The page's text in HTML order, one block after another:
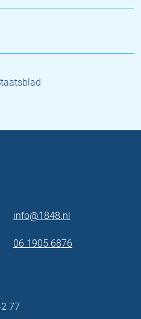
info@1848.nl
06 1905 6876
77